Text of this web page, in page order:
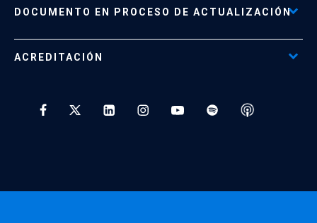
Políticas de Retiro, Devolución e Información Importante
Documento No Disponible file_download
DOCUMENTO EN PROCESO DE ACTUALIZACIÓN
ACREDITACIÓN